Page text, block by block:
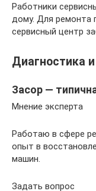
Работники
дому. Для ремонта
сервисный центр
Диагностика
Засор —
Мнение эксперта
Работаю в сфере
опыт в
машин.
Задать вопрос